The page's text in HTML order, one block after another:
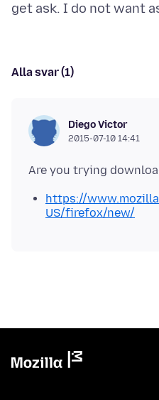
Alla svar (1)
Diego Victor
2015-07-10 14:41
https://
US/firefox/new/